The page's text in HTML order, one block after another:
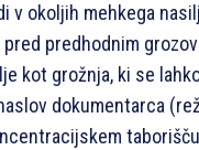
v okoljih mehkega
predhodnim
kot grožnja, ki se
dokumentarca
taborišču